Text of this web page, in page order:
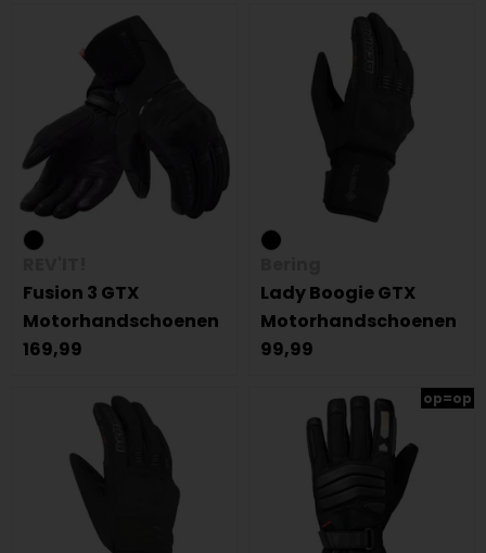
Fusion 3 GTX
Motorhandschoenen
169,99
Lady Boogie GTX
Motorhandschoenen
99,99
op=op